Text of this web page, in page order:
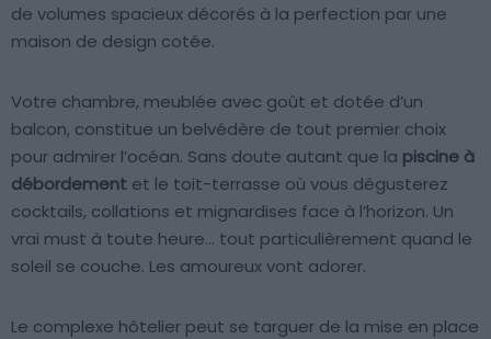
de volumes spacieux décorés à la perfection par une
maison de design cotée.
Votre chambre, meublée avec goût et dotée d’un
balcon, constitue un belvédère de tout premier choix
pour admirer l’océan. Sans doute autant que la piscine à
débordement et le toit-terrasse où vous dégusterez
cocktails, collations et mignardises face à l’horizon. Un
vrai must à toute heure… tout particulièrement quand le
soleil se couche. Les amoureux vont adorer.
Le complexe hôtelier peut se targuer de la mise en place